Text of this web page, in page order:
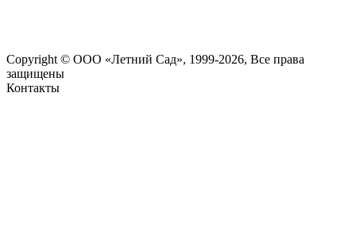
Copyright © ООО «Летний Сад», 1999-2026, Все права
защищены
Контакты